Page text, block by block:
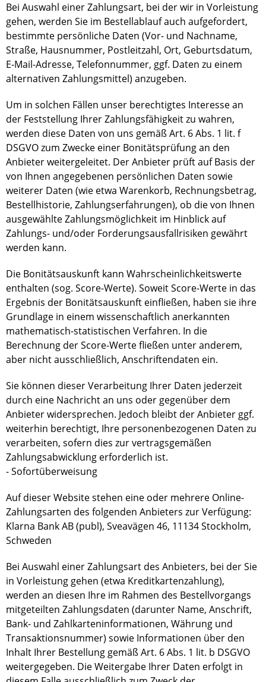
Bei Auswahl einer Zahlungsart, bei der wir in Vorleistung
gehen, werden Sie im Bestellablauf auch aufgefordert,
bestimmte persönliche Daten (Vor- und Nachname,
Straße, Hausnummer, Postleitzahl, Ort, Geburtsdatum,
E-Mail-Adresse, Telefonnummer, ggf. Daten zu einem
alternativen Zahlungsmittel) anzugeben.
Um in solchen Fällen unser berechtigtes Interesse an
der Feststellung Ihrer Zahlungsfähigkeit zu wahren,
werden diese Daten von uns gemäß Art. 6 Abs. 1 lit. f
DSGVO zum Zwecke einer Bonitätsprüfung an den
Anbieter weitergeleitet. Der Anbieter prüft auf Basis der
von Ihnen angegebenen persönlichen Daten sowie
weiterer Daten (wie etwa Warenkorb, Rechnungsbetrag,
Bestellhistorie, Zahlungserfahrungen), ob die von Ihnen
ausgewählte Zahlungsmöglichkeit im Hinblick auf
Zahlungs- und/oder Forderungsausfallrisiken gewährt
werden kann.
Die Bonitätsauskunft kann Wahrscheinlichkeitswerte
enthalten (sog. Score-Werte). Soweit Score-Werte in das
Ergebnis der Bonitätsauskunft einfließen, haben sie ihre
Grundlage in einem wissenschaftlich anerkannten
mathematisch-statistischen Verfahren. In die
Berechnung der Score-Werte fließen unter anderem,
aber nicht ausschließlich, Anschriftendaten ein.
Sie können dieser Verarbeitung Ihrer Daten jederzeit
durch eine Nachricht an uns oder gegenüber dem
Anbieter widersprechen. Jedoch bleibt der Anbieter ggf.
weiterhin berechtigt, Ihre personenbezogenen Daten zu
verarbeiten, sofern dies zur vertragsgemäßen
Zahlungsabwicklung erforderlich ist.
- Sofortüberweisung
Auf dieser Website stehen eine oder mehrere Online-
Zahlungsarten des folgenden Anbieters zur Verfügung:
Klarna Bank AB (publ), Sveavägen 46, 11134 Stockholm,
Schweden
Bei Auswahl einer Zahlungsart des Anbieters, bei der Sie
in Vorleistung gehen (etwa Kreditkartenzahlung),
werden an diesen Ihre im Rahmen des Bestellvorgangs
mitgeteilten Zahlungsdaten (darunter Name, Anschrift,
Bank- und Zahlkarteninformationen, Währung und
Transaktionsnummer) sowie Informationen über den
Inhalt Ihrer Bestellung gemäß Art. 6 Abs. 1 lit. b DSGVO
weitergegeben. Die Weitergabe Ihrer Daten erfolgt in